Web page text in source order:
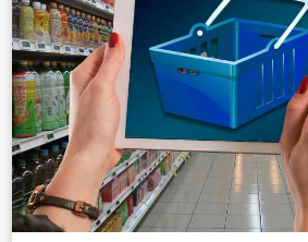
HÍREK
VÁLASZTÁSOK